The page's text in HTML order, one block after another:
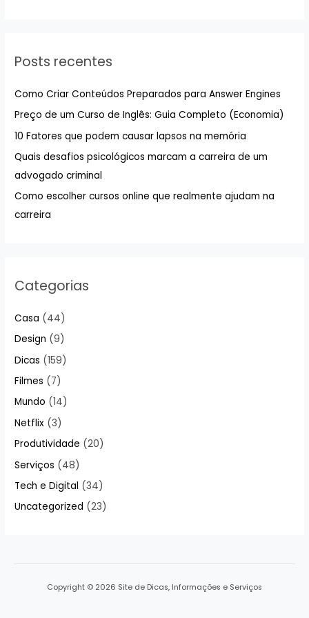
i
r
p
o
r
:
Posts recentes
Como Criar Conteúdos Preparados para Answer Engines
Preço de um Curso de Inglês: Guia Completo (Economia)
10 Fatores que podem causar lapsos na memória
Quais desafios psicológicos marcam a carreira de um
advogado criminal
Como escolher cursos online que realmente ajudam na
carreira
Categorias
Casa (44)
Design (9)
Dicas (159)
Filmes (7)
Mundo (14)
Netflix (3)
Produtividade (20)
Serviços (48)
Tech e Digital (34)
Uncategorized (23)
Copyright © 2026 Site de Dicas, Informações e Serviços